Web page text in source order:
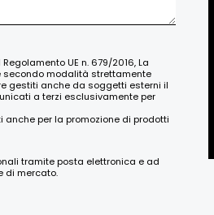
UE n. 679/2016, La
secondo modalità strettamente
gestiti anche da soggetti esterni il
a terzi esclusivamente per
per la promozione di prodotti
tramite posta elettronica e ad
di mercato.